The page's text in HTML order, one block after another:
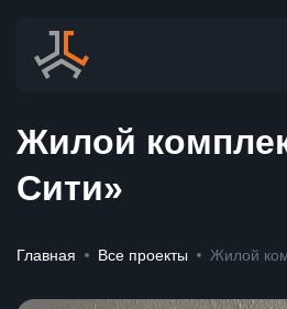
Жилой
Сити»
Главная Все проекты Жилой